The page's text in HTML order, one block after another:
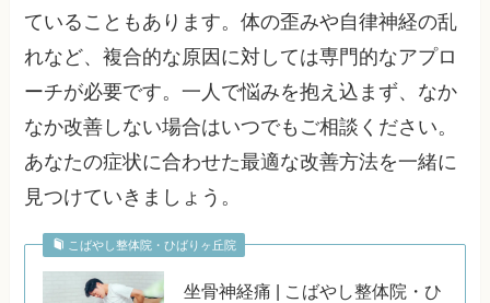
ていることもあります。体の歪みや自律神経の乱
れなど、複合的な原因に対しては専門的なアプロ
ーチが必要です。一人で悩みを抱え込まず、なか
なか改善しない場合はいつでもご相談ください。
あなたの症状に合わせた最適な改善方法を一緒に
見つけていきましょう。
こばやし整体院・ひばりヶ丘院
坐骨神経痛 | こばやし整体院・ひ